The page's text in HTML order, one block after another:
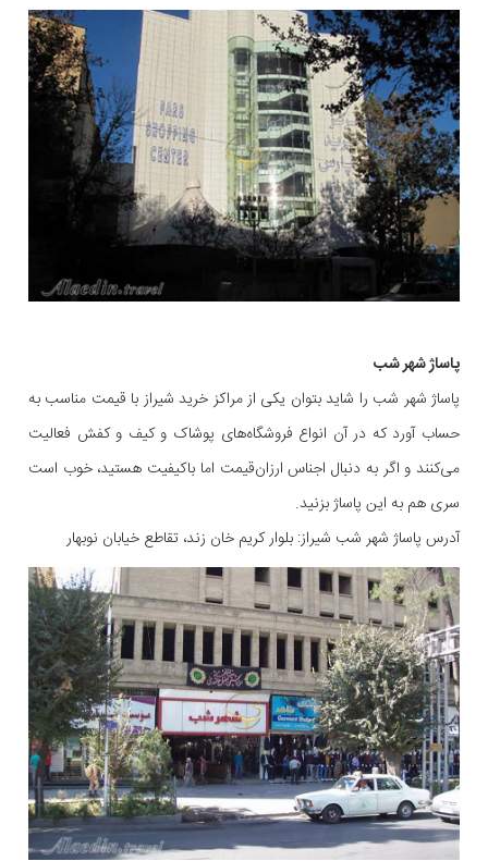
پاساژ شهر شب
پاساژ شهر شب را شاید بتوان یکی از مراکز خرید شیراز با قیمت مناسب به
حساب آورد که در آن انواع فروشگاه‌های پوشاک و کیف و کفش فعالیت
می‌کنند و اگر به دنبال اجناس ارزان‌قیمت اما باکیفیت هستید، خوب است
سری هم به این پاساژ بزنید.
آدرس پاساژ شهر شب شیراز: بلوار کریم خان زند، تقاطع خیابان نوبهار